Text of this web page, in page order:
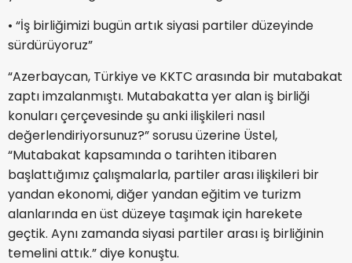
•⁠ ⁠“İş birliğimizi bugün artık siyasi partiler düzeyinde
sürdürüyoruz”
“Azerbaycan, Türkiye ve KKTC arasında bir mutabakat
zaptı imzalanmıştı. Mutabakatta yer alan iş birliği
konuları çerçevesinde şu anki ilişkileri nasıl
değerlendiriyorsunuz?” sorusu üzerine Üstel,
“Mutabakat kapsamında o tarihten itibaren
başlattığımız çalışmalarla, partiler arası ilişkileri bir
yandan ekonomi, diğer yandan eğitim ve turizm
alanlarında en üst düzeye taşımak için harekete
geçtik. Aynı zamanda siyasi partiler arası iş birliğinin
temelini attık.” diye konuştu.